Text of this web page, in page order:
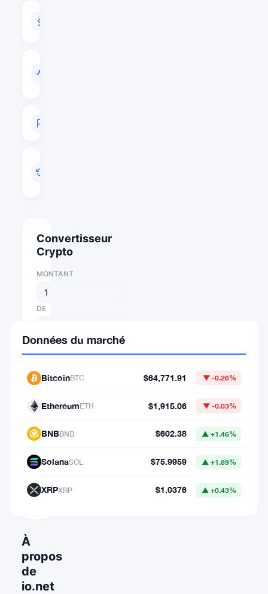
Convertisseur
Crypto
MONTANT
DE
BTC
USD
À
propos
de
io.net
Données du marché
BitcoinBTC $64,771.91 ▼ -0.26%
EthereumETH $1,915.06 ▼ -0.03%
BNBBNB $602.38 ▲ +1.46%
SolanaSOL $75.9959 ▲ +1.89%
XRPXRP $1.0376 ▲ +0.43%